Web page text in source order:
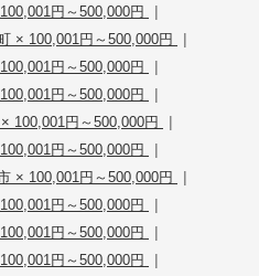
円～500,000円 |
× 100,001円～500,000円 |
円～500,000円 |
円～500,000円 |
100,001円～500,000円 |
円～500,000円 |
× 100,001円～500,000円 |
円～500,000円 |
円～500,000円 |
円～500,000円 |